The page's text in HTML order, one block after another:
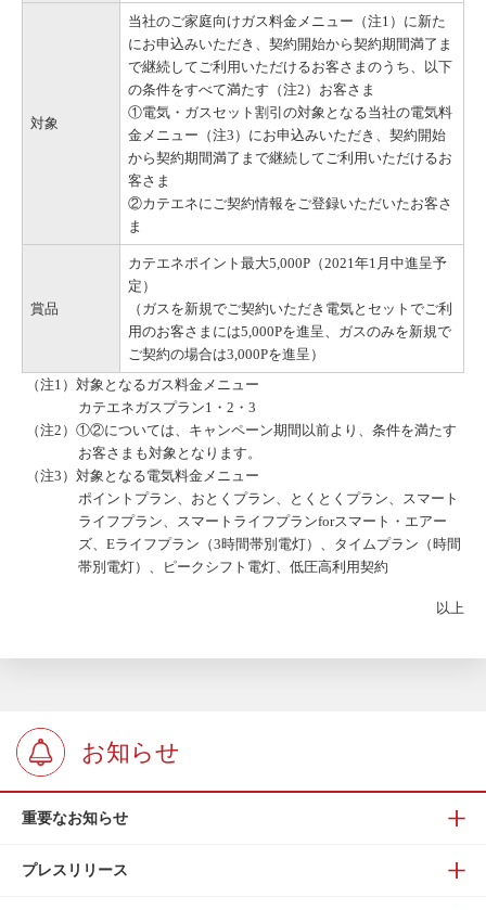
対象
当社のご家庭向けガス料金メニュー（注1）に新た
にお申込みいただき、契約開始から契約期間満了ま
で継続してご利用いただけるお客さまのうち、以下
の条件をすべて満たす（注2）お客さま
①電気・ガスセット割引の対象となる当社の電気料
金メニュー（注3）にお申込みいただき、契約開始
から契約期間満了まで継続してご利用いただけるお
客さま
②カテエネにご契約情報をご登録いただいたお客さ
ま
賞品
カテエネポイント最大5,000P（2021年1月中進呈予
定）
（ガスを新規でご契約いただき電気とセットでご利
用のお客さまには5,000Pを進呈、ガスのみを新規で
ご契約の場合は3,000Pを進呈）
（注1）対象となるガス料金メニュー
カテエネガスプラン1・2・3
（注2）①②については、キャンペーン期間以前より、条件を満たす
お客さまも対象となります。
（注3）対象となる電気料金メニュー
ポイントプラン、おとくプラン、とくとくプラン、スマート
ライフプラン、スマートライフプランforスマート・エアー
ズ、Eライフプラン（3時間帯別電灯）、タイムプラン（時間
帯別電灯）、ピークシフト電灯、低圧高利用契約
以上
お知らせ
重要なお知らせ
プレスリリース